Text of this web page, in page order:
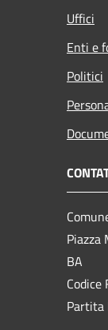
Uffici
Enti e
Politici
BA
Partita